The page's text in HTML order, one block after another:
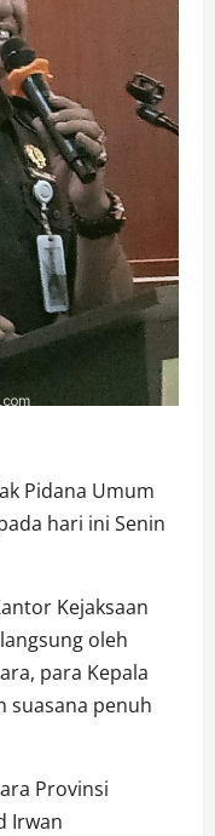
Pidana Umum
hari ini Senin
Kejaksaan
oleh
para Kepala
suasana penuh
Provinsi
Irwan